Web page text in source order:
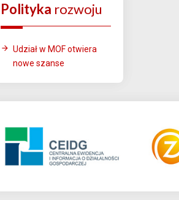
Polityka rozwoju
Udział w MOF otwiera
nowe szanse